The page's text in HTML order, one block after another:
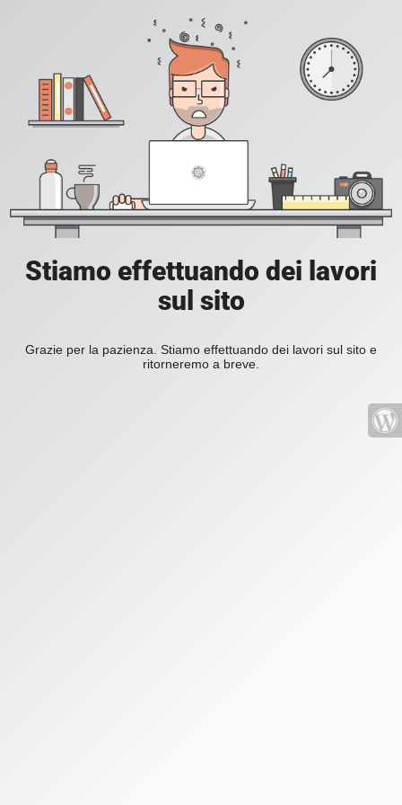
Stiamo effettuando dei lavori
sul sito
Grazie per la pazienza. Stiamo effettuando dei lavori sul sito e
ritorneremo a breve.